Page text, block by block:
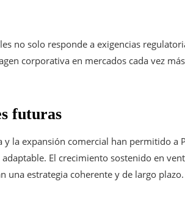
no solo responde a exigencias
corporativa en mercados cada vez
futuras
la expansión comercial han permitido a
El crecimiento sostenido en
una estrategia coherente y de largo plazo.